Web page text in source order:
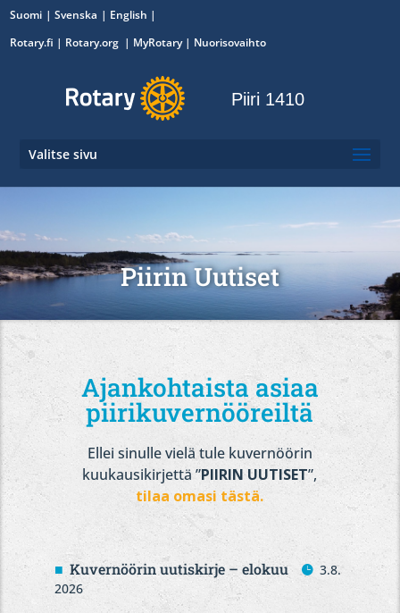
Suomi Svenska
English
Rotary.fi | Rotary.org | MyRotary| Nuorisovaihto
Piiri 1410
Valitse sivu
Piirin Uutiset
Ajankohtaista asiaa
piirikuvernööreiltä
Ellei sinulle vielä tule kuvernöörin
kuukausikirjettä ”PIIRIN UUTISET”,
tilaa omasi tästä.
Kuvernöörin uutiskirje – elokuu
3.8.
2026